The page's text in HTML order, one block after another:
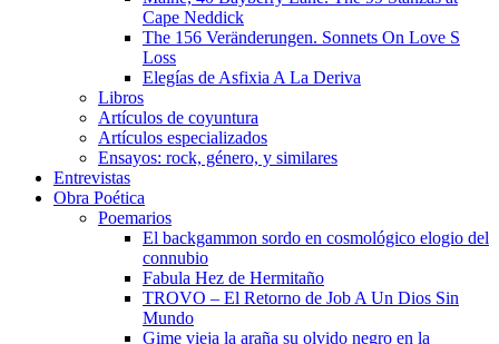
Cape Neddick
The 156 Veränderungen. Sonnets On Love S
Loss
Elegías de Asfixia A La Deriva
Libros
Artículos de coyuntura
Artículos especializados
Ensayos: rock, género, y similares
Entrevistas
Obra Poética
Poemarios
El backgammon sordo en cosmológico elogio del
connubio
Fabula Hez de Hermitaño
TROVO – El Retorno de Job A Un Dios Sin
Mundo
Gime vieja la araña su olvido negro en la